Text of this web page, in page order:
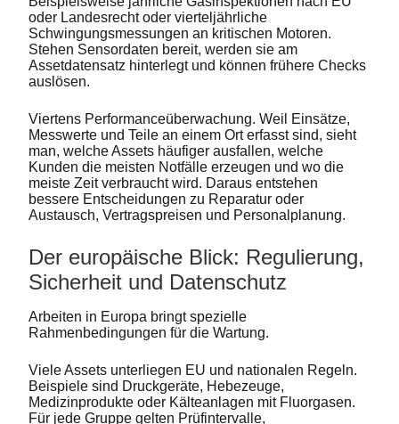
oder Landesrecht oder vierteljährliche
Schwingungsmessungen an kritischen Motoren.
Stehen Sensordaten bereit, werden sie am
Assetdatensatz hinterlegt und können frühere Checks
auslösen.
Viertens Performanceüberwachung. Weil Einsätze,
Messwerte und Teile an einem Ort erfasst sind, sieht
man, welche Assets häufiger ausfallen, welche
Kunden die meisten Notfälle erzeugen und wo die
meiste Zeit verbraucht wird. Daraus entstehen
bessere Entscheidungen zu Reparatur oder
Austausch, Vertragspreisen und Personalplanung.
Der europäische Blick: Regulierung,
Sicherheit und Datenschutz
Arbeiten in Europa bringt spezielle
Rahmenbedingungen für die Wartung.
Viele Assets unterliegen EU und nationalen Regeln.
Beispiele sind Druckgeräte, Hebezeuge,
Medizinprodukte oder Kälteanlagen mit Fluorgasen.
Für jede Gruppe gelten Prüfintervalle,